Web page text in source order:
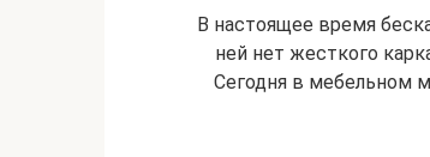
В настоящее время
ней нет жесткого
Сегодня в мебельном